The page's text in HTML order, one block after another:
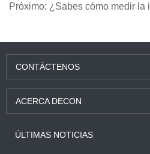
Próximo: ¿Sabes cómo medir la
CONTÁCTENOS
ACERCA DECON
ÚLTIMAS NOTICIAS